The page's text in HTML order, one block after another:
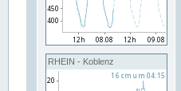
RHEIN - Koblenz